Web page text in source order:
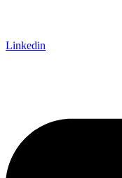
Linkedin